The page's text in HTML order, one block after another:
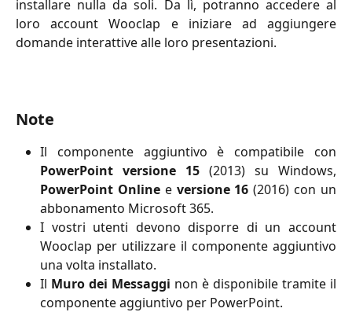
installare nulla da soli. Da lì, potranno accedere al
loro account Wooclap e iniziare ad aggiungere
domande interattive alle loro presentazioni.
Note
Il componente aggiuntivo è compatibile con
PowerPoint versione 15 (2013) su Windows,
PowerPoint Onlinee versione 16 (2016) con un
abbonamento Microsoft 365.
I vostri utenti devono disporre di un account
Wooclap per utilizzare il componente aggiuntivo
una volta installato.
Il Muro dei Messaggi non è disponibile tramite il
componente aggiuntivo per PowerPoint.